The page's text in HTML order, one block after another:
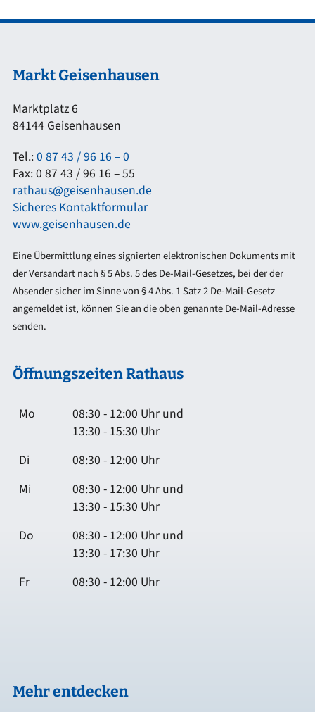
Markt Geisenhausen
Marktplatz 6
84144 Geisenhausen
Tel.:0 87 43 / 96 16 – 0
Fax: 0 87 43 / 96 16 – 55
rathaus@geisenhausen.de
Sicheres Kontaktformular
www.geisenhausen.de
Eine Übermittlung eines signierten elektronischen Dokuments mit
der Versandart nach § 5 Abs. 5 des De-Mail-Gesetzes, bei der der
Absender sicher im Sinne von § 4 Abs. 1 Satz 2 De-Mail-Gesetz
angemeldet ist, können Sie an die oben genannte De-Mail-Adresse
senden.
Öffnungszeiten Rathaus
Mo
08:30 - 12:00 Uhr und
13:30 - 15:30 Uhr
Di
08:30 - 12:00 Uhr
Mi
08:30 - 12:00 Uhr und
13:30 - 15:30 Uhr
Do
08:30 - 12:00 Uhr und
13:30 - 17:30 Uhr
Fr
08:30 - 12:00 Uhr
Mehr entdecken